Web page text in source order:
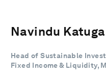
Navindu
Head of Sustainable
Fixed Income & Liquidity,